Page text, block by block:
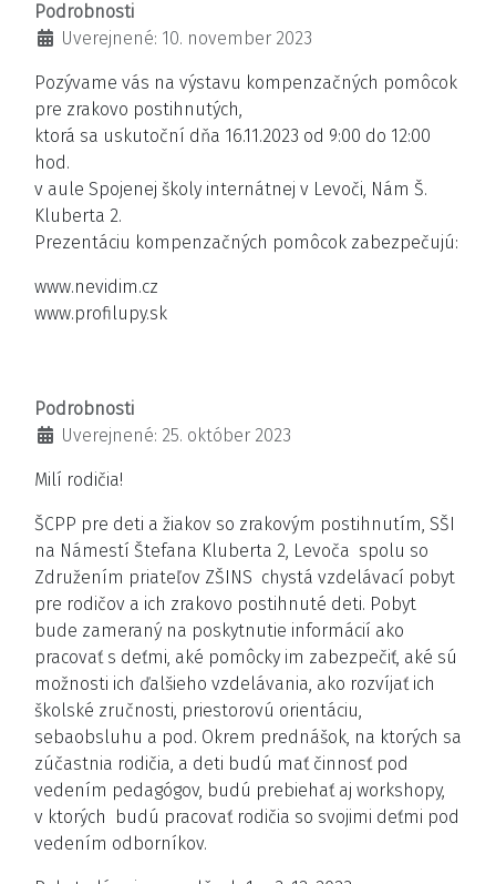
Podrobnosti
Uverejnené: 10. november 2023
Pozývame vás na výstavu kompenzačných pomôcok
pre zrakovo postihnutých,
ktorá sa uskutoční dňa 16.11.2023 od 9:00 do 12:00
hod.
v aule Spojenej školy internátnej v Levoči, Nám Š.
Kluberta 2.
Prezentáciu kompenzačných pomôcok zabezpečujú:
www.nevidim.cz
www.profilupy.sk
Podrobnosti
Uverejnené: 25. október 2023
Milí rodičia!
ŠCPP pre deti a žiakov so zrakovým postihnutím, SŠI
na Námestí Štefana Kluberta 2, Levoča spolu so
Združením priateľov ZŠINS chystá vzdelávací pobyt
pre rodičov a ich zrakovo postihnuté deti. Pobyt
bude zameraný na poskytnutie informácií ako
pracovať s deťmi, aké pomôcky im zabezpečiť, aké sú
možnosti ich ďalšieho vzdelávania, ako rozvíjať ich
školské zručnosti, priestorovú orientáciu,
sebaobsluhu a pod. Okrem prednášok, na ktorých sa
zúčastnia rodičia, a deti budú mať činnosť pod
vedením pedagógov, budú prebiehať aj workshopy,
v ktorých budú pracovať rodičia so svojimi deťmi pod
vedením odborníkov.